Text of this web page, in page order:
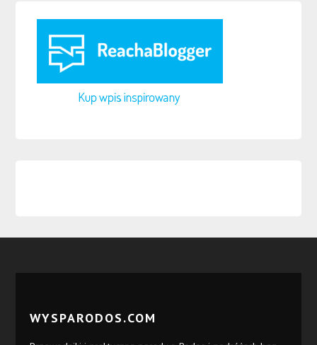
WYSPARODOS.COM